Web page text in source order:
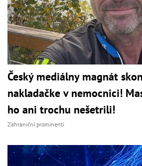
Český mediálny magnát
nakladačke v nemocnici!
ho ani trochu nešetrili!
Zahraniční prominenti